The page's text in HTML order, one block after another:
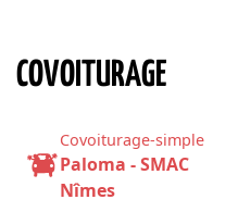
COVOITURAGE